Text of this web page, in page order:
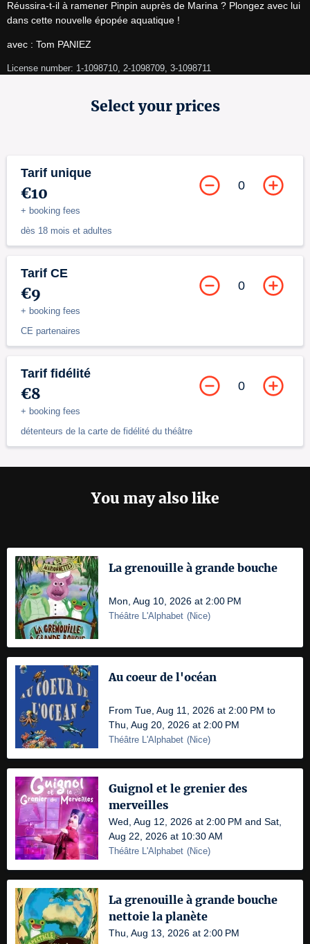
Réussira-t-il à ramener Pinpin auprès de Marina ? Plongez avec lui
dans cette nouvelle épopée aquatique !
avec : Tom PANIEZ
License number: 1-1098710, 2-1098709, 3-1098711
Select your prices
Tarif unique
€10
+ booking fees
dès 18 mois et adultes
0
Tarif CE
€9
+ booking fees
CE partenaires
0
Tarif fidélité
€8
+ booking fees
détenteurs de la carte de fidélité du théâtre
0
You may also like
La grenouille à grande bouche
Mon, Aug 10, 2026 at 2:00 PM
Théâtre L'Alphabet (Nice)
Au coeur de l'océan
From Tue, Aug 11, 2026 at 2:00 PM to
Thu, Aug 20, 2026 at 2:00 PM
Théâtre L'Alphabet (Nice)
Guignol et le grenier des
merveilles
Wed, Aug 12, 2026 at 2:00 PM and Sat,
Aug 22, 2026 at 10:30 AM
Théâtre L'Alphabet (Nice)
La grenouille à grande bouche
nettoie la planète
Thu, Aug 13, 2026 at 2:00 PM